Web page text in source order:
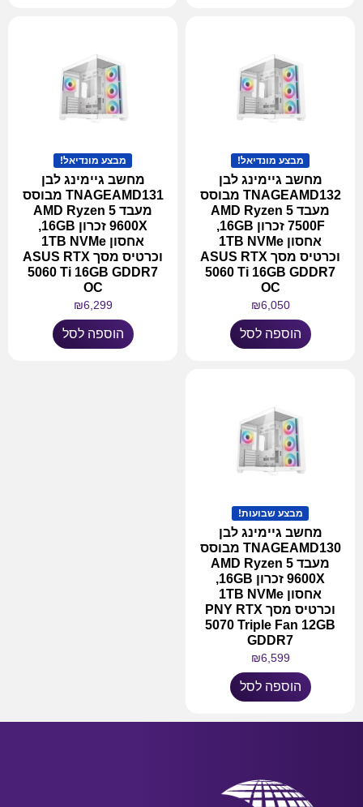
מבצע מונדיאל!
מחשב גיימינג לבן
TNAGEAMD132 מבוסס
מעבד AMD Ryzen 5
7500F זכרון 16GB,
אחסון 1TB NVMe
וכרטיס מסך ASUS RTX
5060 Ti 16GB GDDR7
OC
₪6,050
הוספה לסל
מבצע מונדיאל!
מחשב גיימינג לבן
TNAGEAMD131 מבוסס
מעבד AMD Ryzen 5
9600X זכרון 16GB,
אחסון 1TB NVMe
וכרטיס מסך ASUS RTX
5060 Ti 16GB GDDR7
OC
₪6,299
הוספה לסל
מבצע שבועות!
מחשב גיימינג לבן
TNAGEAMD130 מבוסס
מעבד AMD Ryzen 5
9600X זכרון 16GB,
אחסון 1TB NVMe
וכרטיס מסך PNY RTX
5070 Triple Fan 12GB
GDDR7
₪6,599
הוספה לסל